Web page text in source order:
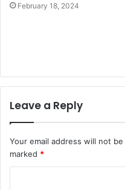
February 18, 2024
Leave a Reply
Your email address will not
marked *